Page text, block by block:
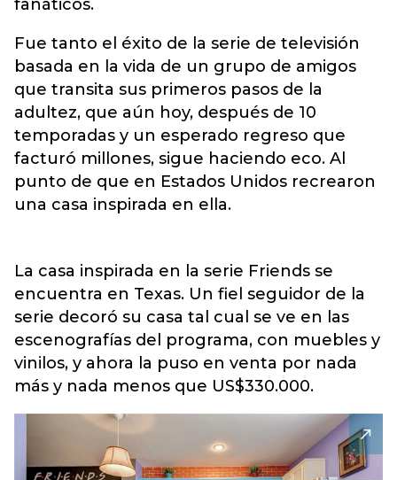
fanáticos.
Fue tanto el éxito de la serie de televisión
basada en la vida de un grupo de amigos
que transita sus primeros pasos de la
adultez, que aún hoy, después de 10
temporadas y un esperado regreso que
facturó millones, sigue haciendo eco. Al
punto de que en Estados Unidos recrearon
una casa inspirada en ella.
La casa inspirada en la serie Friends se
encuentra en Texas. Un fiel seguidor de la
serie decoró su casa tal cual se ve en las
escenografías del programa, con muebles y
vinilos, y ahora la puso en venta por nada
más y nada menos que US$330.000.